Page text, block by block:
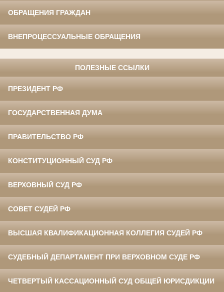
ОБРАЩЕНИЯ ГРАЖДАН
ВНЕПРОЦЕССУАЛЬНЫЕ ОБРАЩЕНИЯ
ПОЛЕЗНЫЕ ССЫЛКИ
ПРЕЗИДЕНТ РФ
ГОСУДАРСТВЕННАЯ ДУМА
ПРАВИТЕЛЬСТВО РФ
КОНСТИТУЦИОННЫЙ СУД РФ
ВЕРХОВНЫЙ СУД РФ
СОВЕТ СУДЕЙ РФ
ВЫСШАЯ КВАЛИФИКАЦИОННАЯ КОЛЛЕГИЯ СУДЕЙ РФ
СУДЕБНЫЙ ДЕПАРТАМЕНТ ПРИ ВЕРХОВНОМ СУДЕ РФ
ЧЕТВЕРТЫЙ КАССАЦИОННЫЙ СУД ОБЩЕЙ ЮРИСДИКЦИИ